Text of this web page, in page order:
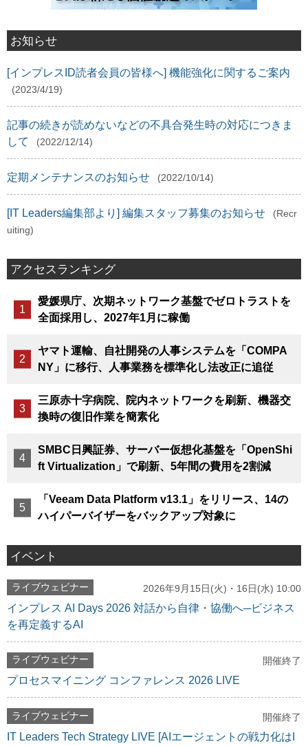
お知らせ
[インプレスID読者会員の皆様へ] 機能強化に関するご案内
(2023/4/19)
記事の続きが読めないなどの不具合発生時の対応につきま
して
(2022/12/14)
定期メンテナンスのお知らせ (2022/10/14)
[IT Leaders編集部より] 編集スタッフ募集のお知らせ
(Recr
uiting)
アクセスランキング
愛媛県庁、次期ネットワーク基盤でゼロトラストを
全面採用し、2027年1月に稼働
ヤマト運輸、自社開発の人事システムを「COMPA
NY」に移行、人事業務を標準化し法改正に追従
三原赤十字病院、院内ネットワークを刷新、機器交
換時の復旧作業を簡素化
SMBC日興証券、サーバー仮想化基盤を「OpenShi
ft Virtualization」で刷新、5年間の費用を2割減
「Veeam Data Platform v13.1」をリリース、14の
ハイパーバイザーをバックアップ対象に
イベント
ライブウェビナー 2026年9月15日(火)・16日(水) 10:00
インプレス AI Days 2026 対話から自律・協働へ─ビジネス
を再定義するAI
ライブウェビナー 開催終了
プロセスマイニング コンファレンス 2026 LIVE
ライブウェビナー 開催終了
IT Leaders Tech Strategy LIVE [AIエージェントの戦力化はI